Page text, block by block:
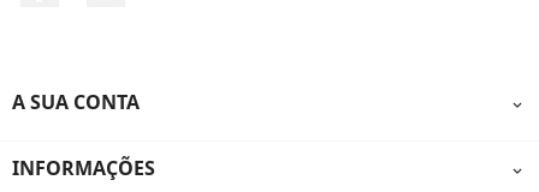
A SUA CONTA 
INFORMAÇÕES 